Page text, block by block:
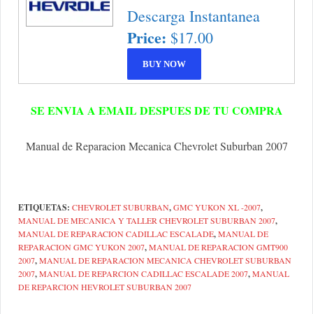
Descarga Instantanea
Price: $17.00
SE ENVIA A EMAIL DESPUES DE TU COMPRA
Manual de Reparacion Mecanica Chevrolet Suburban 2007
ETIQUETAS: CHEVROLET SUBURBAN,GMC YUKON XL -2007,
MANUAL DE MECANICA Y TALLER CHEVROLET SUBURBAN 2007,
MANUAL DE REPARACION CADILLAC ESCALADE,MANUAL DE
REPARACION GMC YUKON 2007,MANUAL DE REPARACION GMT900
2007,MANUAL DE REPARACION MECANICA CHEVROLET SUBURBAN
2007,MANUAL DE REPARCION CADILLAC ESCALADE 2007,MANUAL
DE REPARCION HEVROLET SUBURBAN 2007